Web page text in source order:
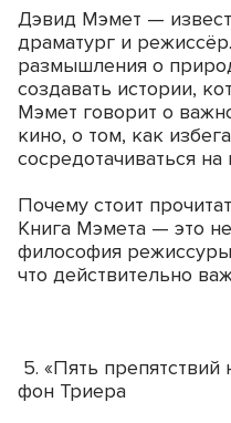
Дэвид Мэмет —
драматург и
размышления о
создавать истории,
Мэмет говорит о
кино, о том, как
сосредотачиваться на
Почему стоит
Книга Мэмета — это
философия
что действительно
5. «Пять
фон Триера